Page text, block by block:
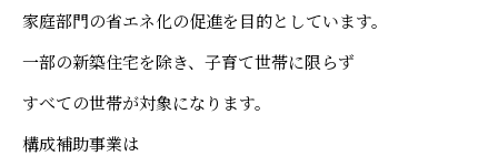
家庭部門の省エネ化の促進を目的としています。
一部の新築住宅を除き、 子育て世帯に限らず
すべての世帯が対象になります。
構成補助事業は